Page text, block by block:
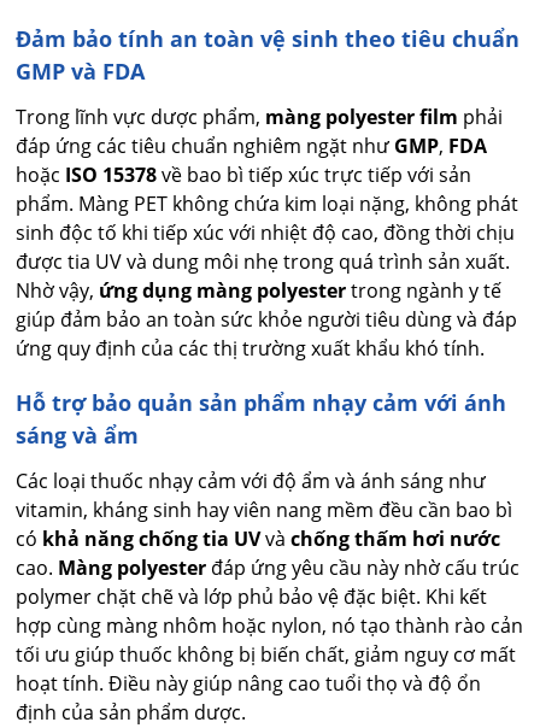
Đảm bảo tính an toàn vệ sinh theo tiêu chuẩn
GMP và FDA
Trong lĩnh vực dược phẩm, màng polyester film phải
đáp ứng các tiêu chuẩn nghiêm ngặt như GMP, FDA
hoặc ISO 15378về bao bì tiếp xúc trực tiếp với sản
phẩm. Màng PET không chứa kim loại nặng, không phát
sinh độc tố khi tiếp xúc với nhiệt độ cao, đồng thời chịu
được tia UV và dung môi nhẹ trong quá trình sản xuất.
Nhờ vậy, ứng dụng màng polyestertrong ngành y tế
giúp đảm bảo an toàn sức khỏe người tiêu dùng và đáp
ứng quy định của các thị trường xuất khẩu khó tính.
Hỗ trợ bảo quản sản phẩm nhạy cảm với ánh
sáng và ẩm
Các loại thuốc nhạy cảm với độ ẩm và ánh sáng như
vitamin, kháng sinh hay viên nang mềm đều cần bao bì
có khả năng chống tia UVvàchống thấm hơi nước
cao. Màng polyester đáp ứng yêu cầu này nhờ cấu trúc
polymer chặt chẽ và lớp phủ bảo vệ đặc biệt. Khi kết
hợp cùng màng nhôm hoặc nylon, nó tạo thành rào cản
tối ưu giúp thuốc không bị biến chất, giảm nguy cơ mất
hoạt tính. Điều này giúp nâng cao tuổi thọ và độ ổn
định của sản phẩm dược.